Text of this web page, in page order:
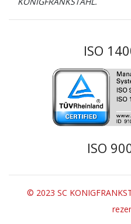
ISO
ISO
© 2023 SC